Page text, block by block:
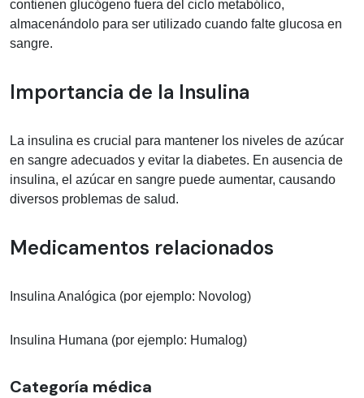
contienen glucógeno fuera del ciclo metabólico,
almacenándolo para ser utilizado cuando falte glucosa en
sangre.
Importancia de la Insulina
La insulina es crucial para mantener los niveles de azúcar
en sangre adecuados y evitar la diabetes. En ausencia de
insulina, el azúcar en sangre puede aumentar, causando
diversos problemas de salud.
Medicamentos relacionados
Insulina Analógica (por ejemplo: Novolog)
Insulina Humana (por ejemplo: Humalog)
Categoría médica